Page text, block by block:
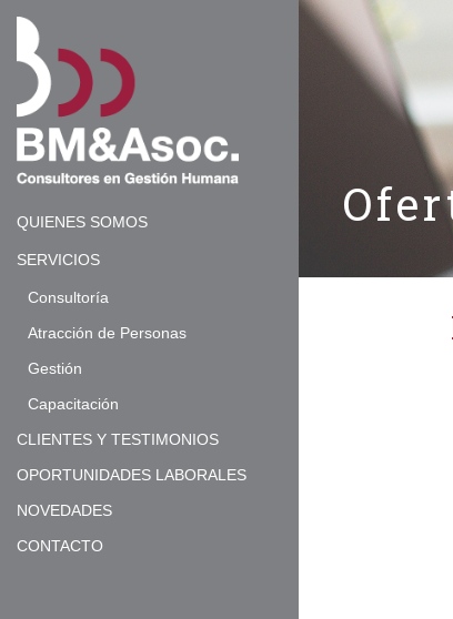
QUIENES SOMOS
SERVICIOS
Consultoría
Atracción de Personas
Gestión
Capacitación
CLIENTES Y TESTIMONIOS
OPORTUNIDADES LABORALES
NOVEDADES
CONTACTO